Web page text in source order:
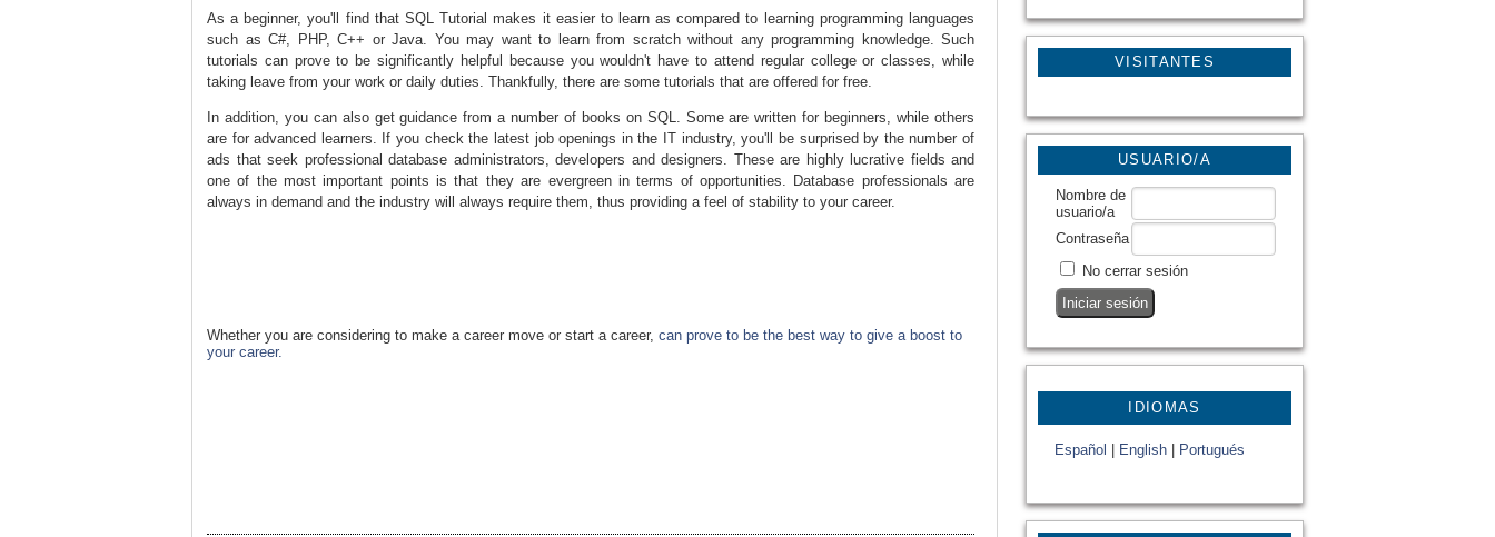
VISITANTES
USUARIO/A
Nombre de
usuario/a
Contraseña
No cerrar sesión
IDIOMAS
Español English Portugués
As a beginner, you'll find that SQL Tutorial makes it easier to learn as compared to learning programming languages
such as C#, PHP, C++ or Java. You may want to learn from scratch without any programming knowledge. Such
tutorials can prove to be significantly helpful because you wouldn't have to attend regular college or classes, while
taking leave from your work or daily duties. Thankfully, there are some tutorials that are offered for free.
In addition, you can also get guidance from a number of books on SQL. Some are written for beginners, while others
are for advanced learners. If you check the latest job openings in the IT industry, you'll be surprised by the number of
ads that seek professional database administrators, developers and designers. These are highly lucrative fields and
one of the most important points is that they are evergreen in terms of opportunities. Database professionals are
always in demand and the industry will always require them, thus providing a feel of stability to your career.
Whether you are considering to make a career move or start a career, can prove to be the best way to give a boost to
your career.